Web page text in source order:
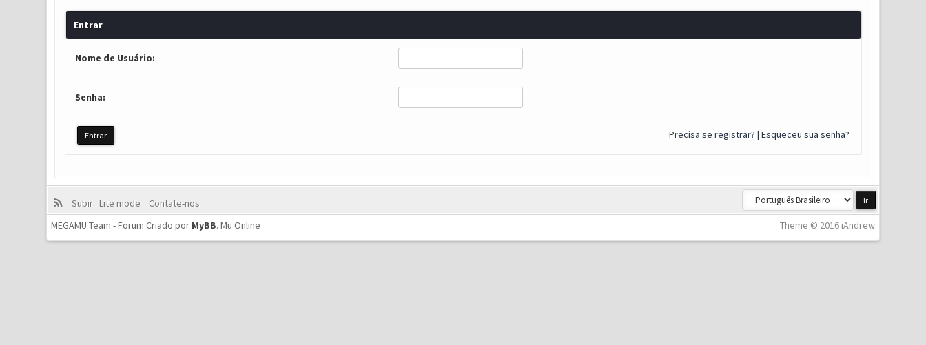
Entrar
Nome de Usuário:
Senha:
Precisa se registrar? | Esqueceu sua senha?
Subir Lite mode
Contate-nos
Theme © 2016 iAndrew
MEGAMU Team - Forum Criado por MyBB.Mu Online